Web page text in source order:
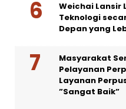
Weichai Lansir
Teknologi
Depan yang
Masyarakat
Pelayanan
Layanan
”Sangat Baik”